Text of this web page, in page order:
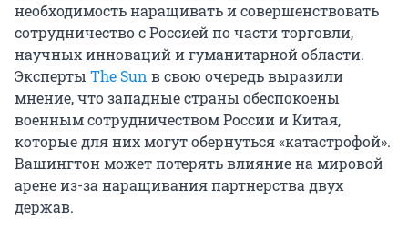
необходимость наращивать и совершенствовать
сотрудничество с Россией по части торговли,
научных инноваций и гуманитарной области.
Эксперты The Sun в свою очередь выразили
мнение, что западные страны обеспокоены
военным сотрудничеством России и Китая,
которые для них могут обернуться «катастрофой».
Вашингтон может потерять влияние на мировой
арене из-за наращивания партнерства двух
держав.